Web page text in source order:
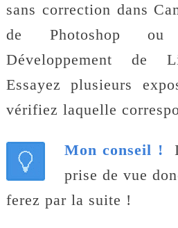
sans correction dans
de Photoshop ou
Développement de
Essayez plusieurs
vérifiez laquelle
Mon conseil !
prise de vue
ferez par la suite !